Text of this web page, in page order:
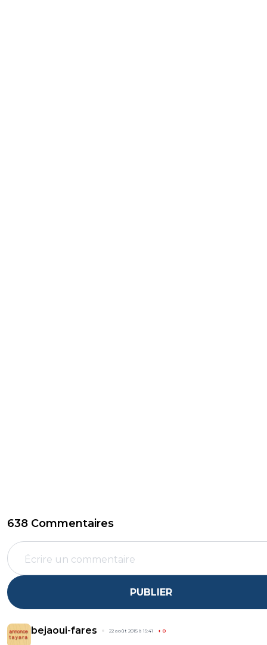
638 Commentaires
PUBLIER
bejaoui-fares 22 août 2015 à 15:41 + 0